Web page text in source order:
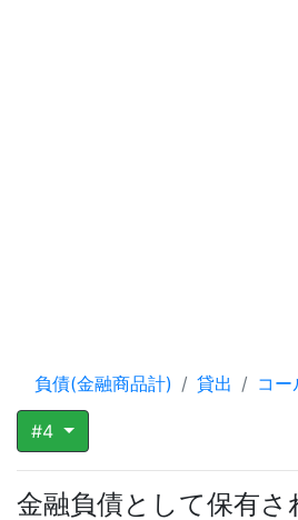
負債(金融商品計) 貸出 コ
#4
金融負債として保有さ